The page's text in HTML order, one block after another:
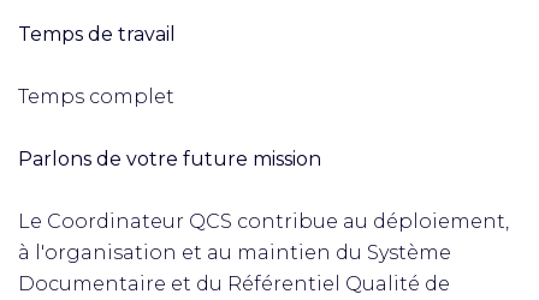
Temps de travail
Temps complet
Parlons de votre future mission
Le Coordinateur QCS contribue au déploiement,
à l'organisation et au maintien du Système
Documentaire et du Référentiel Qualité de